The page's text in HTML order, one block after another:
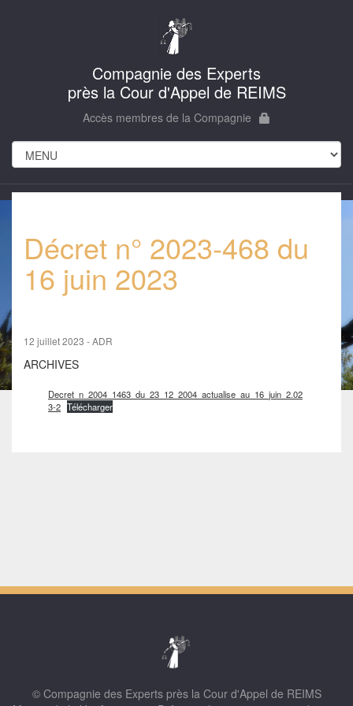
Compagnie des Experts
près la Cour d'Appel de REIMS
Accès membres de la Compagnie
Décret n° 2023-468 du
16 juin 2023
12 juillet 2023 - ADR
ARCHIVES
Decret_n_2004_1463_du_23_12_2004_actualise_au_16_juin_2.02
3-2 Télécharger
© Compagnie des Experts près la Cour d'Appel de REIMS